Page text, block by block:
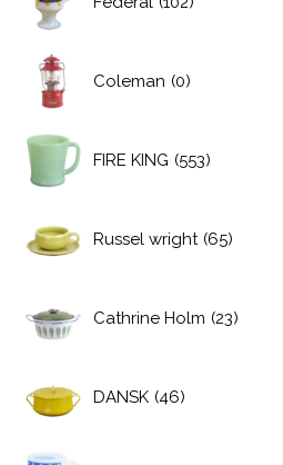
Coleman (0)
FIRE KING (553)
Russel wright (65)
Cathrine Holm (23)
DANSK (46)